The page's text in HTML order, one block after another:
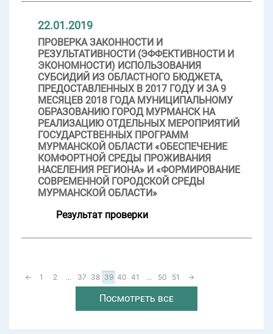
22.01.2019
ПРОВЕРКА ЗАКОННОСТИ И
РЕЗУЛЬТАТИВНОСТИ (ЭФФЕКТИВНОСТИ И
ЭКОНОМНОСТИ) ИСПОЛЬЗОВАНИЯ
СУБСИДИЙ ИЗ ОБЛАСТНОГО БЮДЖЕТА,
ПРЕДОСТАВЛЕННЫХ В 2017 ГОДУ И ЗА 9
МЕСЯЦЕВ 2018 ГОДА МУНИЦИПАЛЬНОМУ
ОБРАЗОВАНИЮ ГОРОД МУРМАНСК НА
РЕАЛИЗАЦИЮ ОТДЕЛЬНЫХ МЕРОПРИЯТИЙ
ГОСУДАРСТВЕННЫХ ПРОГРАММ
МУРМАНСКОЙ ОБЛАСТИ «ОБЕСПЕЧЕНИЕ
КОМФОРТНОЙ СРЕДЫ ПРОЖИВАНИЯ
НАСЕЛЕНИЯ РЕГИОНА» И «ФОРМИРОВАНИЕ
СОВРЕМЕННОЙ ГОРОДСКОЙ СРЕДЫ
МУРМАНСКОЙ ОБЛАСТИ»
Результат проверки
← 1 2 ... 37 38 39 40 41 ... 50 51 →
Посмотреть все